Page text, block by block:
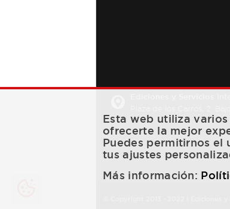
Esta web utiliza
ofrecerte la mejor
Puedes permitirnos el
tus ajustes
Más información: